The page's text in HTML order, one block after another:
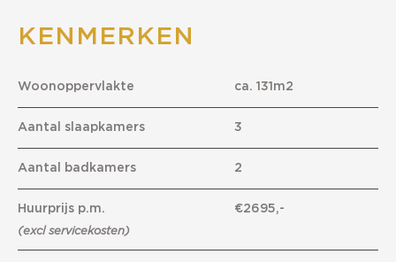
KENMERKEN
Woonoppervlakte ca. 131m2
Aantal slaapkamers 3
Aantal badkamers 2
Huurprijs p.m.
(excl servicekosten)
€2695,-